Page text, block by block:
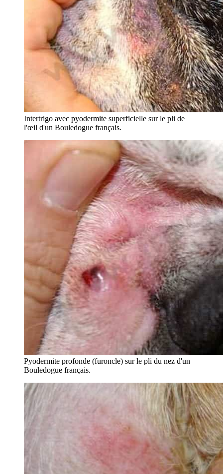
Intertrigo avec pyodermite superficielle sur le pli de
l'œil d'un Bouledogue français.
Pyodermite profonde (furoncle) sur le pli du nez d'un
Bouledogue français.